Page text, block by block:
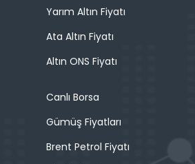
Yarım Altın Fiyatı
Ata Altın Fiyatı
Altın ONS Fiyatı
Canlı Borsa
Gümüş Fiyatları
Brent Petrol Fiyatı